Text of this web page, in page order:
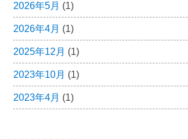
2026年5月 (1)
2026年4月 (1)
2025年12月 (1)
2023年10月 (1)
2023年4月 (1)